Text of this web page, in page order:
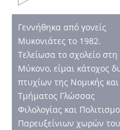
Γεννήθηκα από γονείς
Μυκονιάτες το 1982.
Τελείωσα το σχολείο στη
Μύκονο, είμαι κάτοχος
πτυχίων της Νομικής
Τμήματος Γλώσσας
Φιλολογίας και
Παρευξείνιων χωρών του